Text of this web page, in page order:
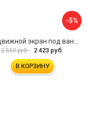
-5%
2 550 руб. 2 423 руб.
В КОРЗИНУ